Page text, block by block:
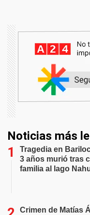
Noticias más
Tragedia en
3 años murió tras
familia al lago
Crimen de Matías